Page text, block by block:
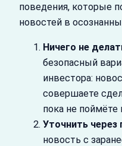
поведения, которые
новостей в
Ничего не
безопасный
инвестора:
совершаете
пока не поймёте
Уточнить через
новость с